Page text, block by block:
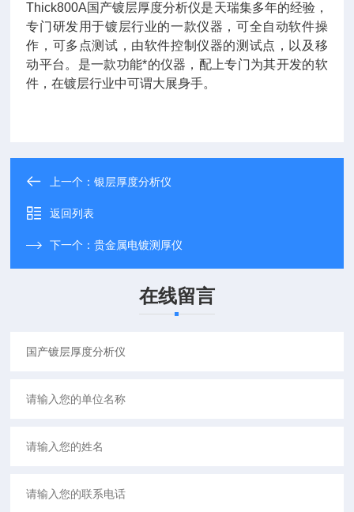
Thick800A国产镀层厚度分析仪是天瑞集多年的经验，
专门研发用于镀层行业的一款仪器，可全自动软件操
作，可多点测试，由软件控制仪器的测试点，以及移
动平台。是一款功能*的仪器，配上专门为其开发的软
件，在镀层行业中可谓大展身手。
上一个：银层厚度分析仪
返回列表
下一个：贵金属电镀测厚仪
在线留言